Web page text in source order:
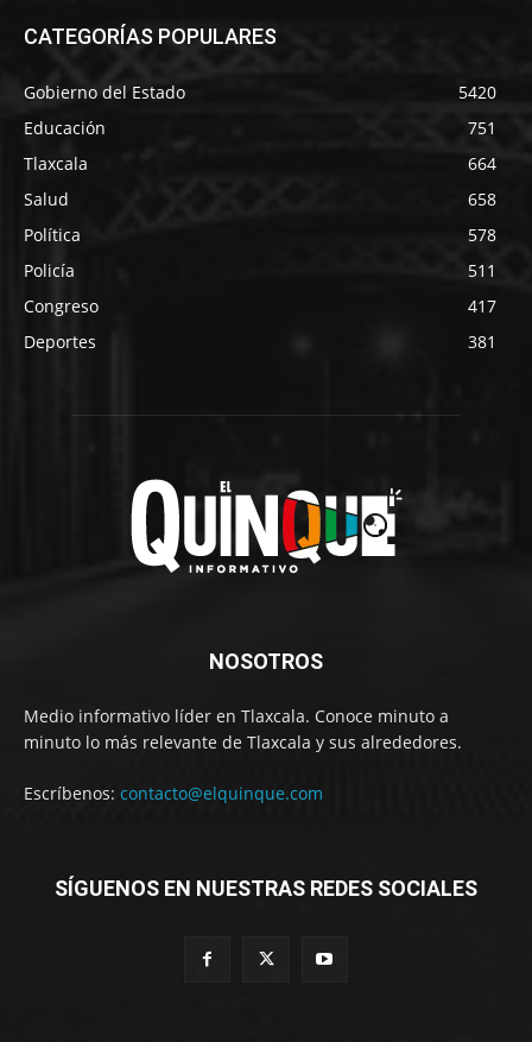
CATEGORÍAS POPULARES
Gobierno del Estado
5420
Educación
751
Tlaxcala
664
Salud
658
Política
578
Policía
511
Congreso
417
Deportes
381
NOSOTROS
Medio informativo líder en Tlaxcala. Conoce minuto a
minuto lo más relevante de Tlaxcala y sus alrededores.
Escríbenos: contacto@elquinque.com
SÍGUENOS EN NUESTRAS REDES SOCIALES